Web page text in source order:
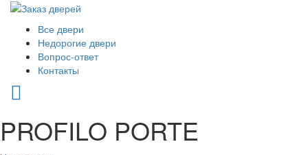
Все двери
Недорогие двери
Вопрос-ответ
Контакты
PROFILO PORTE